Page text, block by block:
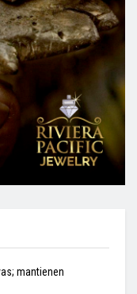
mantienen